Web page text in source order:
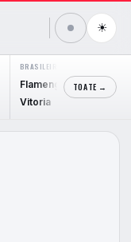
☀
BRASILEIRÃO SERIE A
Flamengo
2
Vitoria
TOATE →